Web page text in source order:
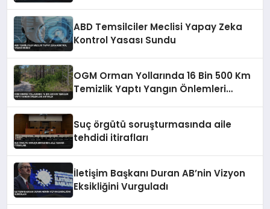
ABD Temsilciler Meclisi Yapay Zeka
Kontrol Yasası Sundu
OGM Orman Yollarında 16 Bin 500 Km
Temizlik Yaptı Yangın Önlemleri
Suç örgütü soruşturmasında aile
tehdidi itirafları
İletişim Başkanı Duran AB’nin Vizyon
Eksikliğini Vurguladı